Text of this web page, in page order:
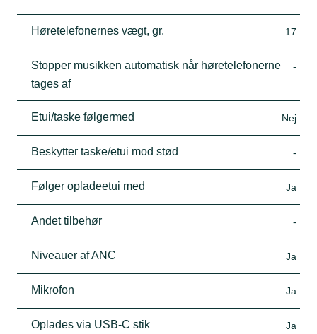
Høretelefonernes vægt, gr. 17
Stopper musikken automatisk når høretelefonerne
tages af
-
Etui/taske følgermed Nej
Beskytter taske/etui mod stød -
Følger opladeetui med Ja
Andet tilbehør -
Niveauer af ANC Ja
Mikrofon Ja
Oplades via USB-C stik Ja